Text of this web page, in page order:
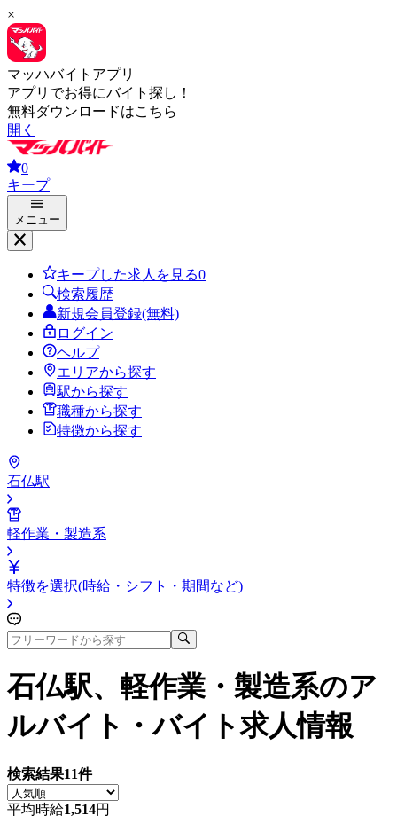
×
マッハバイトアプリ
アプリでお得にバイト探し！
無料ダウンロードはこちら
開く
0
キープ
メニュー
キープした求人を見る0
検索履歴
新規会員登録(無料)
ログイン
ヘルプ
エリアから探す
駅から探す
職種から探す
特徴から探す
石仏駅
軽作業・製造系
特徴を選択(時給・シフト・期間など)
石仏駅、軽作業・製造系のア
ルバイト・バイト求人情報
検索結果11件
平均時給1,514円